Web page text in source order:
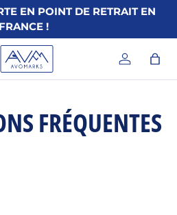
EN POINT DE RETRAIT EN
FRANCE !
Se
FRÉQUENTES